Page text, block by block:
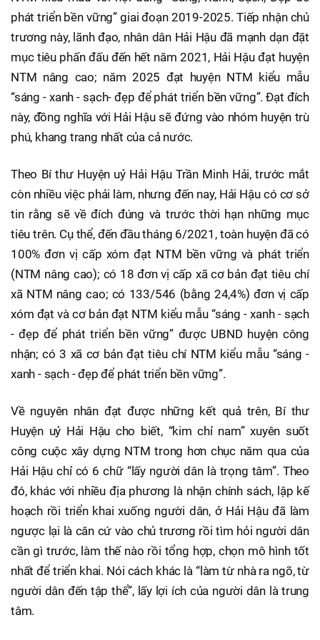
phát triển bền vững” giai đoạn 2019-2025. Tiếp nhận chủ
trương này, lãnh đạo, nhân dân Hải Hậu đã mạnh dạn đặt
mục tiêu phấn đấu đến hết năm 2021, Hải Hậu đạt huyện
NTM nâng cao; năm 2025 đạt huyện NTM kiểu mẫu
“sáng - xanh - sạch- đẹp để phát triển bền vững”. Đạt đích
này, đồng nghĩa với Hải Hậu sẽ đứng vào nhóm huyện trù
phú, khang trang nhất của cả nước.
Theo Bí thư Huyện uỷ Hải Hậu Trần Minh Hải, trước mắt
còn nhiều việc phải làm, nhưng đến nay, Hải Hậu có cơ sở
tin rằng sẽ về đích đúng và trước thời hạn những mục
tiêu trên. Cụ thể, đến đầu tháng 6/2021, toàn huyện đã có
100% đơn vị cấp xóm đạt NTM bền vững và phát triển
(NTM nâng cao); có 18 đơn vị cấp xã cơ bản đạt tiêu chí
xã NTM nâng cao; có 133/546 (bằng 24,4%) đơn vị cấp
xóm đạt và cơ bản đạt NTM kiểu mẫu “sáng - xanh - sạch
- đẹp để phát triển bền vững” được UBND huyện công
nhận; có 3 xã cơ bản đạt tiêu chí NTM kiểu mẫu “sáng -
xanh - sạch - đẹp để phát triển bền vững”.
Về nguyên nhân đạt được những kết quả trên, Bí thư
Huyện uỷ Hải Hậu cho biết, “kim chỉ nam” xuyên suốt
công cuộc xây dựng NTM trong hơn chục năm qua của
Hải Hậu chỉ có 6 chữ “lấy người dân là trọng tâm”. Theo
đó, khác với nhiều địa phương là nhận chính sách, lập kế
hoạch rồi triển khai xuống người dân, ở Hải Hậu đã làm
ngược lại là căn cứ vào chủ trương rồi tìm hỏi người dân
cần gì trước, làm thế nào rồi tổng hợp, chọn mô hình tốt
nhất để triển khai. Nói cách khác là “làm từ nhà ra ngõ, từ
người dân đến tập thể”, lấy lợi ích của người dân là trung
tâm.